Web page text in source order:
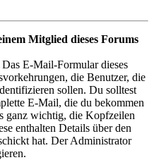
Mitglied dieses Forums
E-Mail-Formular dieses
die Benutzer, die
sollen. Du solltest
E-Mail, die du bekommen
ganz wichtig, die Kopfzeilen
enthalten Details über den
hat. Der Administrator